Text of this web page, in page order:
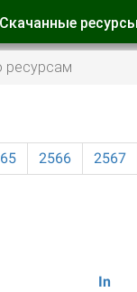
Скачанные ресурсы
ресурсам
2566 2567
In